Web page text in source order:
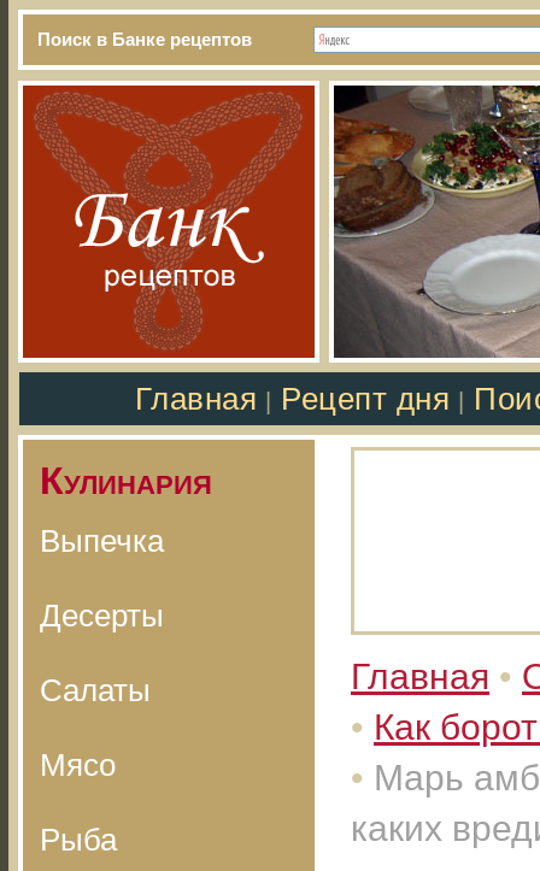
Поиск в Банке рецептов
Главная Рецепт дня
Кулинария
Выпечка
Десерты
Салаты
Мясо
Рыба
Главная •
• Как
• Марь
каких